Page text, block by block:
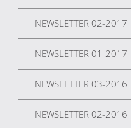
NEWSLETTER 02-2017
NEWSLETTER 01-2017
NEWSLETTER 03-2016
NEWSLETTER 02-2016